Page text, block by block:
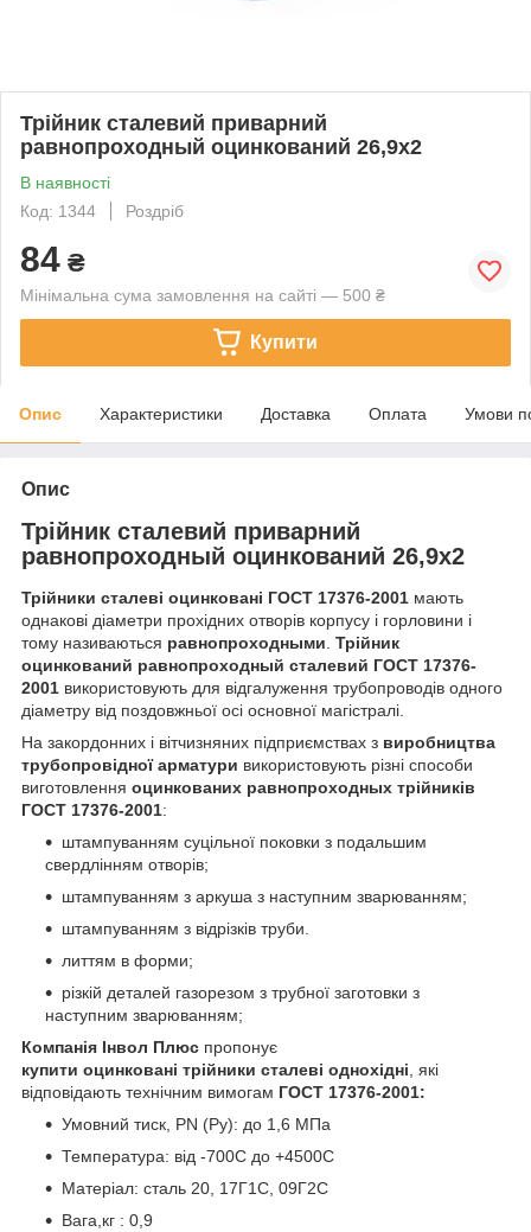
Трійник сталевий приварний
равнопроходный оцинкований 26,9х2
В наявності
Код: 1344
Роздріб
84 ₴
Мінімальна сума замовлення на сайті — 500 ₴
Купити
Опис Характеристики Доставка Оплата Умови
Опис
Трійник сталевий приварний
равнопроходный оцинкований 26,9х2
Трійники сталеві оцинковані ГОСТ 17376-2001 мають
однакові діаметри прохідних отворів корпусу і горловини і
тому називаються равнопроходными. Трійник
оцинкований равнопроходный сталевий ГОСТ 17376-
2001 використовують для відгалуження трубопроводів одного
діаметру від поздовжньої осі основної магістралі.
На закордонних і вітчизняних підприємствах з виробництва
трубопровідної арматури використовують різні способи
виготовлення оцинкованих равнопроходных трійників
ГОСТ 17376-2001:
штампуванням суцільної поковки з подальшим
свердлінням отворів;
штампуванням з аркуша з наступним зварюванням;
штампуванням з відрізків труби.
литтям в форми;
різкій деталей газорезом з трубної заготовки з
наступним зварюванням;
Компанія Інвол Плюс пропонує
купити оцинковані трійники сталеві однохідні, які
відповідають технічним вимогам ГОСТ 17376-2001:
Умовний тиск, PN (Ру): до 1,6 МПа
Температура: від -700С до +4500С
Матеріал: сталь 20, 17Г1С, 09Г2С
Вага,кг : 0,9